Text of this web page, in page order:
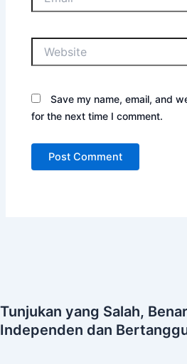
Save my name, email, and
for the next time I comment.
Tunjukan yang Salah,
Independen dan